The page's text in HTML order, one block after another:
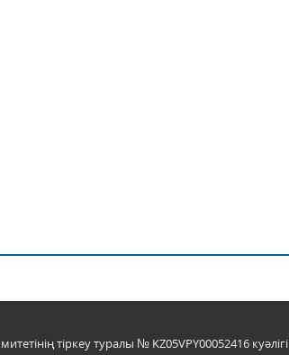
тіркеу туралы № KZ05VPY00052416 куәлігі